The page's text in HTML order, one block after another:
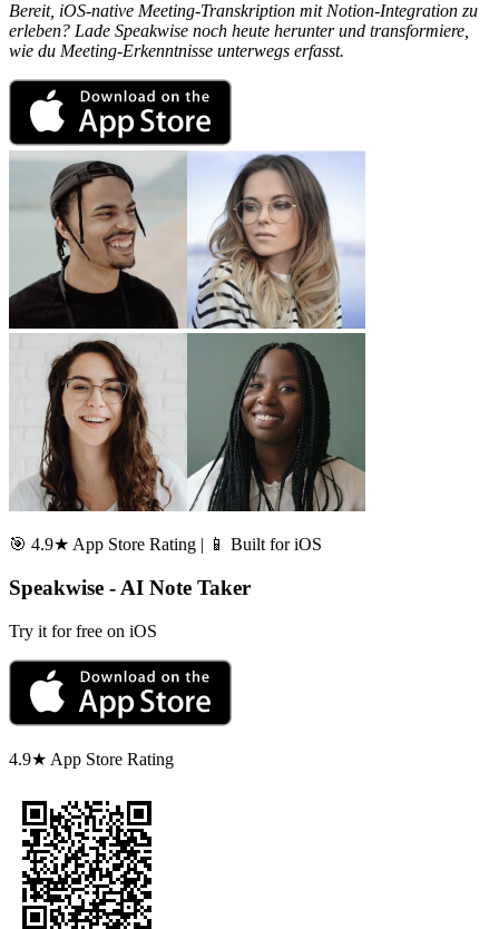
Bereit, iOS-native Meeting-Transkription mit Notion-Integration zu
erleben? Lade Speakwise noch heute herunter und transformiere,
wie du Meeting-Erkenntnisse unterwegs erfasst.
🎯 4.9★ App Store Rating | 📱 Built for iOS
Speakwise - AI Note Taker
Try it for free on iOS
4.9★ App Store Rating